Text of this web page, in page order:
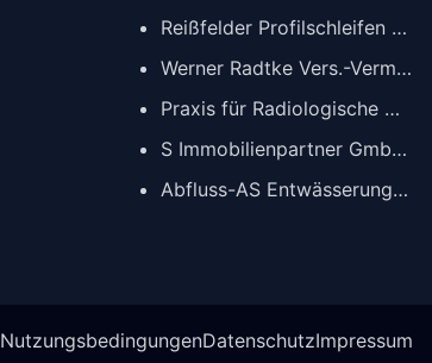
Reißfelder Profilschleifen GmbH
Werner Radtke Vers.-Verm. GmbH
Praxis für Radiologische Diagnostik
S Immobilienpartner GmbH | Immobilienmakler Köln
Abfluss-AS Entwässerungstechnik GmbH
NutzungsbedingungenDatenschutzImpressum